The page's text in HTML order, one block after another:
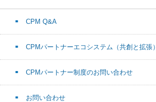
CPM Q&A
CPMパートナーエコシステム（共創と拡張）
CPMパートナー制度のお問い合わせ
お問い合わせ